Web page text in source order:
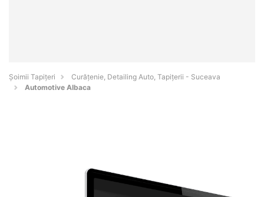
Șoimii Tapițeri
Curățenie, Detailing Auto, Tapițerii - Suceava
Automotive Albaca